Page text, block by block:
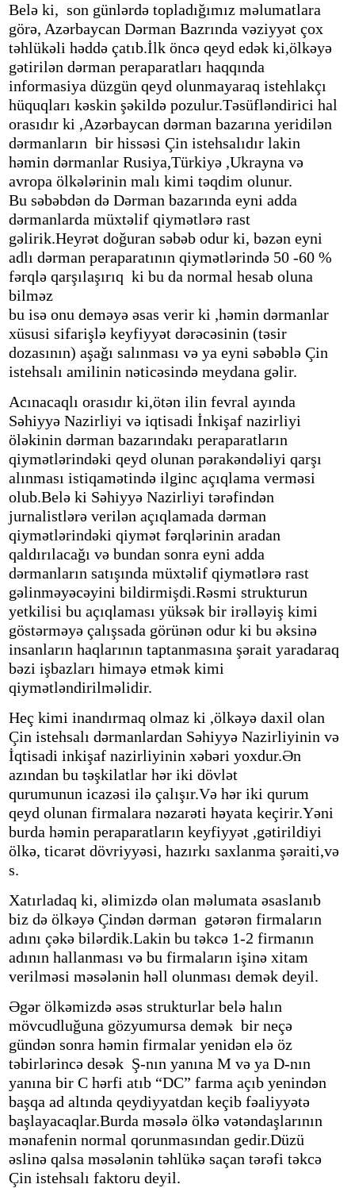
Belə ki, son günlərdə topladığımız məlumatlara
görə, Azərbaycan Dərman Bazrında vəziyyət çox
təhlükəli həddə çatıb.İlk öncə qeyd edək ki,ölkəyə
gətirilən dərman peraparatları haqqında
informasiya düzgün qeyd olunmayaraq istehlakçı
hüquqları kəskin şəkildə pozulur.Təsüfləndirici hal
orasıdır ki ,Azərbaycan dərman bazarına yeridilən
dərmanların bir hissəsi Çin istehsalıdır lakin
həmin dərmanlar Rusiya,Türkiyə ,Ukrayna və
avropa ölkələrinin malı kimi təqdim olunur.
Bu səbəbdən də Dərman bazarında eyni adda
dərmanlarda müxtəlif qiymətlərə rast
gəlirik.Heyrət doğuran səbəb odur ki, bəzən eyni
adlı dərman peraparatının qiymətlərində 50 -60 %
fərqlə qarşılaşırıq ki bu da normal hesab oluna
bilməz
bu isə onu deməyə əsas verir ki ,həmin dərmanlar
xüsusi sifarişlə keyfiyyət dərəcəsinin (təsir
dozasının) aşağı salınması və ya eyni səbəblə Çin
istehsalı amilinin nəticəsində meydana gəlir.
Acınacaqlı orasıdır ki,ötən ilin fevral ayında
Səhiyyə Nazirliyi və iqtisadi İnkişaf nazirliyi
öləkinin dərman bazarındakı peraparatların
qiymətlərindəki qeyd olunan pərakəndəliyi qarşı
alınması istiqamətində ilginc açıqlama verməsi
olub.Belə ki Səhiyyə Nazirliyi tərəfindən
jurnalistlərə verilən açıqlamada dərman
qiymətlərindəki qiymət fərqlərinin aradan
qaldırılacağı və bundan sonra eyni adda
dərmanların satışında müxtəlif qiymətlərə rast
gəlinməyəcəyini bildirmişdi.Rəsmi strukturun
yetkilisi bu açıqlaması yüksək bir irəlləyiş kimi
göstərməyə çalışsada görünən odur ki bu əksinə
insanların haqlarının taptanmasına şərait yaradaraq
bəzi işbazları himayə etmək kimi
qiymətləndirilməlidir.
Heç kimi inandırmaq olmaz ki ,ölkəyə daxil olan
Çin istehsalı dərmanlardan Səhiyyə Nazirliyinin və
İqtisadi inkişaf nazirliyinin xəbəri yoxdur.Ən
azından bu təşkilatlar hər iki dövlət
qurumunun icazəsi ilə çalışır.Və hər iki qurum
qeyd olunan firmalara nəzarəti həyata keçirir.Yəni
burda həmin peraparatların keyfiyyət ,gətirildiyi
ölkə, ticarət dövriyyəsi, hazırkı saxlanma şəraiti,və
s.
Xatırladaq ki, əlimizdə olan məlumata əsaslanıb
biz də ölkəyə Çindən dərman gətərən firmaların
adını çəkə bilərdik.Lakin bu təkcə 1-2 firmanın
adının hallanması və bu firmaların işinə xitam
verilməsi məsələnin həll olunması demək deyil.
Əgər ölkəmizdə əsəs strukturlar belə halın
mövcudluğuna gözyumursa demək bir neçə
gündən sonra həmin firmalar yenidən elə öz
təbirlərincə desək Ş-nın yanına M və ya D-nın
yanına bir C hərfi atıb “DC” farma açıb yenindən
başqa ad altında qeydiyyatdan keçib fəaliyyətə
başlayacaqlar.Burda məsələ ölkə vətəndaşlarının
mənafenin normal qorunmasından gedir.Düzü
əslinə qalsa məsələnin təhlükə saçan tərəfi təkcə
Çin istehsalı faktoru deyil.